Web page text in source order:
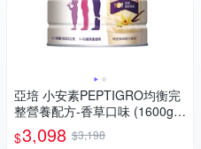
亞培 小安素PEPTIGRO均衡完
整營養配方-香草口味 (1600g x
2入)
$3,098 $3,198